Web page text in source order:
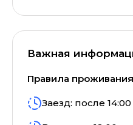
Важная
Правила проживания
Заезд: после 14:00